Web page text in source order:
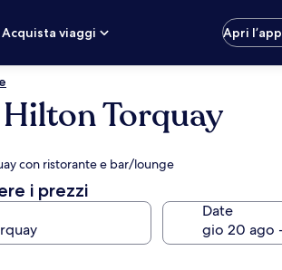
Acquista viaggi
Apri l’app
Torquay
con ristorante e bar/lounge
i prezzi
Date